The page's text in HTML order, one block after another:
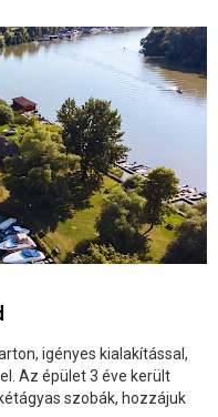
igényes kialakítással,
Az épület 3 éve került
szobák, hozzájuk